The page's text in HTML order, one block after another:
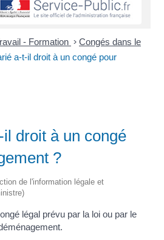
- Formation > Congés dans le
a-t-il droit à un congé pour
droit à un congé
?
de l'information légale et
légal prévu par la loi ou par le